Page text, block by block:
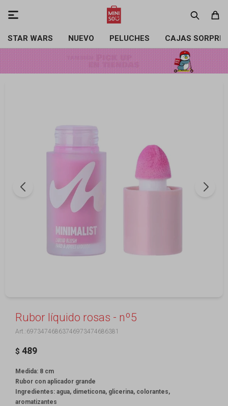
STAR WARS NUEVO PELUCHES CAJAS

Rubor líquido rosas - nº5
69734746863746973474686381
$ 489
Medida: 8 cm
Rubor con aplicador grande
Ingredientes: agua, dimeticona, glicerina, colorantes,
aromatizantes